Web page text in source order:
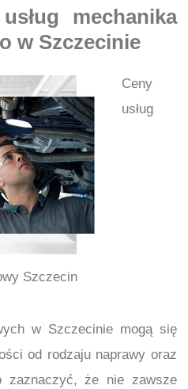
mechanika
w Szczecinie
Szczecin
Ceny
usług
w Szczecinie mogą się
od rodzaju naprawy oraz
zaznaczyć, że nie zawsze